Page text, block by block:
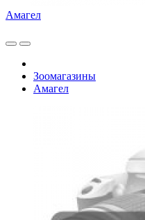
Амагел
Зоомагазины
Амагел